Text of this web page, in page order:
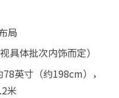
局
具体批次内饰而定）
英寸（约198cm），
米